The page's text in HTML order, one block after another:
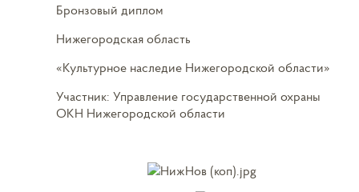
Бронзовый диплом
Нижегородская область
«Культурное наследие Нижегородской области»
Участник: Управление государственной охраны
ОКН Нижегородской области